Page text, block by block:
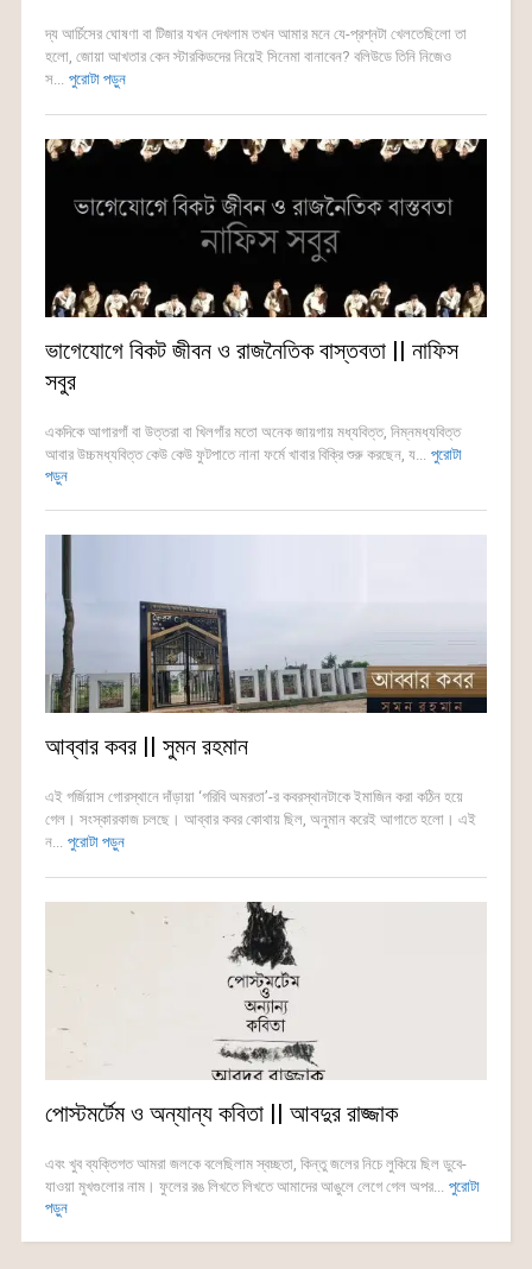
দ্য আর্চিসের ঘোষণা বা টিজার যখন দেখলাম তখন আমার মনে যে-প্রশ্নটা খেলতেছিলো তা
হলো, জোয়া আখতার কেন স্টারকিডদের নিয়েই সিনেমা বানাবেন? বলিউডে তিনি নিজেও
স... পুরোটা পড়ুন
ভাগেযোগে বিকট জীবন ও রাজনৈতিক বাস্তবতা || নাফিস
সবুর
একদিকে আগারগাঁ বা উত্তরা বা খিলগাঁর মতো অনেক জায়গায় মধ্যবিত্ত, নিম্নমধ্যবিত্ত
আবার উচ্চমধ্যবিত্ত কেউ কেউ ফুটপাতে নানা ফর্মে খাবার বিক্রি শুরু করছেন, য... পুরোটা
পড়ুন
আব্বার কবর || সুমন রহমান
এই গর্জিয়াস গোরস্থানে দাঁড়ায়া ‘গরিবি অমরতা’-র কবরস্থানটাকে ইমাজিন করা কঠিন হয়ে
গেল। সংস্কারকাজ চলছে। আব্বার কবর কোথায় ছিল, অনুমান করেই আগাতে হলো। এই
ন... পুরোটা পড়ুন
পোস্টমর্টেম ও অন্যান্য কবিতা || আবদুর রাজ্জাক
এবং খুব ব্যক্তিগত আমরা জলকে বলেছিলাম স্বচ্ছতা, কিন্তু জলের নিচে লুকিয়ে ছিল ডুবে-
যাওয়া মুখগুলোর নাম। ফুলের রঙ লিখতে লিখতে আমাদের আঙুলে লেগে গেল অপর... পুরোটা
পড়ুন